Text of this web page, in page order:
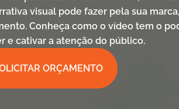
visual pode fazer pela sua
Conheça como o vídeo tem o
e cativar a atenção do público.
ORÇAMENTO